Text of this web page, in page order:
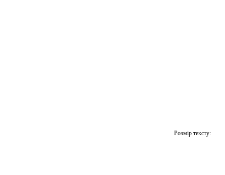
Розмір тексту: